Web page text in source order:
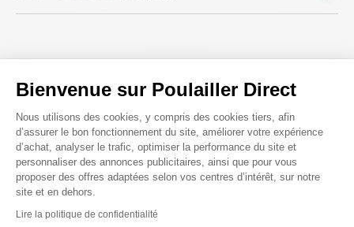
Bienvenue sur Poulailler Direct
Plateforme de Gestion du
Nous utilisons des cookies, y compris des cookies tiers, afin
d’assurer le bon fonctionnement du site, améliorer votre expérience
d’achat, analyser le trafic, optimiser la performance du site et
personnaliser des annonces publicitaires, ainsi que pour vous
proposer des offres adaptées selon vos centres d’intérêt, sur notre
site et en dehors.
Lire la politique de confidentialitéAxeptio consent
Nous répondons à toutes vos
questions ;)
Posez-nous vos questions